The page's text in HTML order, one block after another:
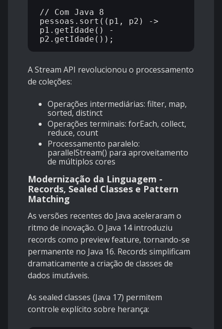
// Com Java 8
pessoas.sort((p1, p2) ->
p1.getIdade() -
A Stream API revolucionou o processamento
de coleções:
Operações intermediárias: filter, map,
sorted, distinct
Operações terminais: forEach, collect,
reduce, count
Processamento paralelo:
parallelStream() para aproveitamento
de múltiplos cores
Modernização da Linguagem -
Records, Sealed Classes e Pattern
Matching
As versões recentes do Java aceleraram o
ritmo de inovação. O Java 14 introduziu
records como preview feature, tornando-se
permanente no Java 16. Records simplificam
dramaticamente a criação de classes de
dados imutáveis.
As sealed classes (Java 17) permitem
controle explícito sobre herança: